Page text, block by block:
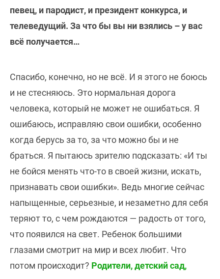
певец, и пародист, и президент конкурса, и
телеведущий. За что бы вы ни взялись – у вас
всё получается…
Спасибо, конечно, но не всё. И я этого не боюсь
и не стесняюсь. Это нормальная дорога
человека, который не может не ошибаться. Я
ошибаюсь, исправляю свои ошибки, особенно
когда берусь за то, за что можно бы и не
браться. Я пытаюсь зрителю подсказать: «И ты
не бойся менять что-то в своей жизни, искать,
признавать свои ошибки». Ведь многие сейчас
напыщенные, серьезные, и незаметно для себя
теряют то, с чем рождаются — радость от того,
что появился на свет. Ребенок большими
глазами смотрит на мир и всех любит. Что
потом происходит? Родители, детский сад,